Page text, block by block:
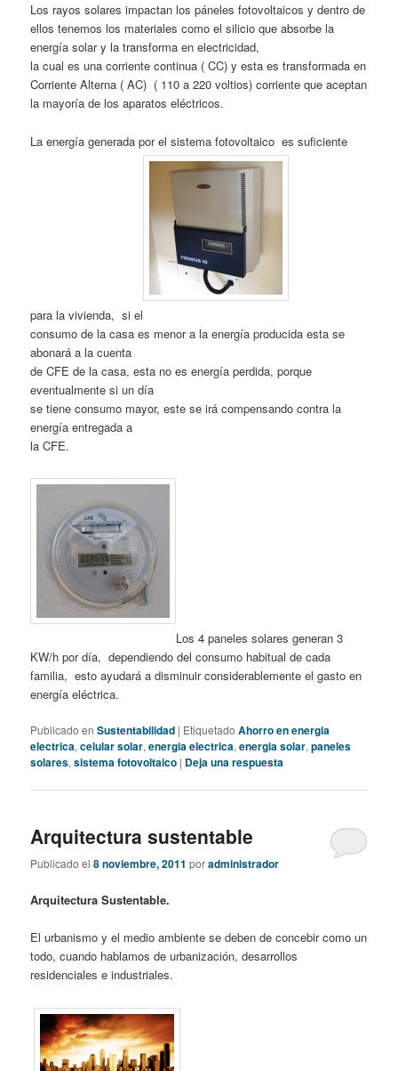
Los rayos solares impactan los páneles fotovoltaicos y dentro de
ellos tenemos los materiales como el silicio que absorbe la
energía solar y la transforma en electricidad,
la cual es una corriente continua ( CC) y esta es transformada en
Corriente Alterna ( AC) ( 110 a 220 voltios) corriente que aceptan
la mayoría de los aparatos eléctricos.
La energía generada por el sistema fotovoltaico es suficiente
para la vivienda, si el
consumo de la casa es menor a la energía producida esta se
abonará a la cuenta
de CFE de la casa, esta no es energía perdida, porque
eventualmente si un día
se tiene consumo mayor, este se irá compensando contra la
energía entregada a
la CFE.
Los 4 paneles solares generan 3
KW/h por día, dependiendo del consumo habitual de cada
familia, esto ayudará a disminuir considerablemente el gasto en
energía eléctrica.
Publicado en Sustentabilidad | Etiquetado Ahorro en energia
electrica,celular solar,energia electrica,energia solar,paneles
solares,sistema fotovoltaico | Deja una respuesta
Arquitectura sustentable
Publicado el8 noviembre, 2011 poradministrador
Arquitectura Sustentable.
El urbanismo y el medio ambiente se deben de concebir como un
todo, cuando hablamos de urbanización, desarrollos
residenciales e industriales.